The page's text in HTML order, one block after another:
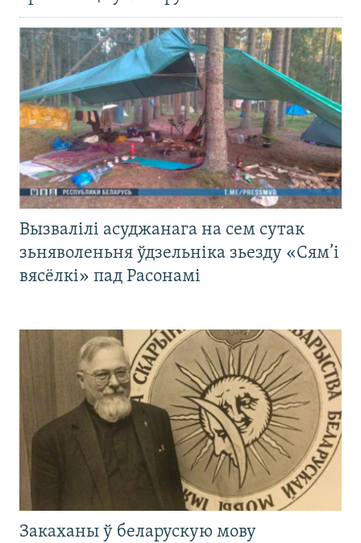
Вызвалілі асуджанага на сем сутак
зьняволеньня ўдзельніка зьезду «Сям’і
вясёлкі» пад Расонамі
Закаханы ў беларускую мову